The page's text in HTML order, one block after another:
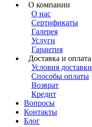
О компании
О нас
Сертификаты
Галерея
Услуги
Гарантия
Доставка и оплата
Условия доставки
Способы оплаты
Возврат
Кредит
Вопросы
Контакты
Блог